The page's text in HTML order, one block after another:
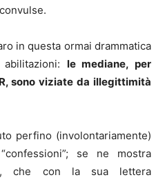
in questa ormai drammatica
le mediane, per
sono viziate da illegittimità
perfino (involontariamente)
se ne mostra
che con la sua lettera